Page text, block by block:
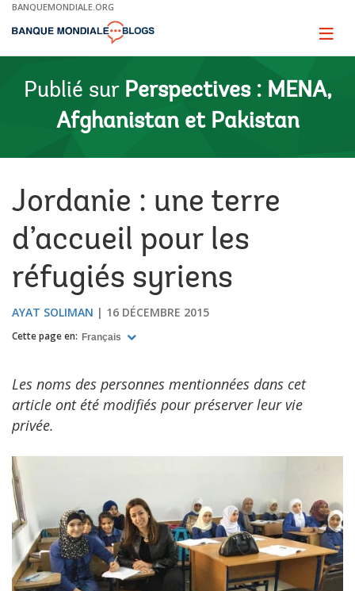
Skip
Main
BANQUEMONDIALE.ORG
Page
Publié sur Perspectives : MENA,
Afghanistan et Pakistan
Jordanie : une terre
d’accueil pour les
réfugiés syriens
AYAT SOLIMAN 16 DÉCEMBRE 2015
Cette page en: Français
Les noms des personnes mentionnées dans cet
article ont été modifiés pour préserver leur vie
privée.